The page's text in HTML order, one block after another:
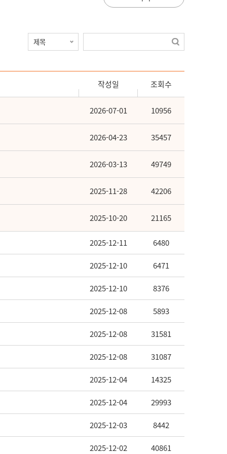
작성일 조회수
2026-07-01 10956
2026-04-23 35457
2026-03-13 49749
2025-11-28 42206
2025-10-20 21165
2025-12-11 6480
2025-12-10 6471
2025-12-10 8376
2025-12-08 5893
2025-12-08 31581
2025-12-08 31087
2025-12-04 14325
2025-12-04 29993
2025-12-03 8442
2025-12-02 40861